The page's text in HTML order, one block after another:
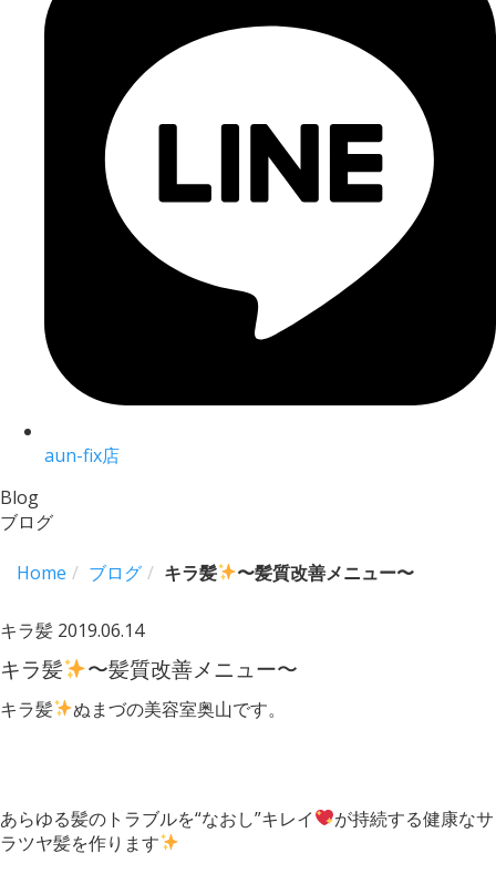
aun-fix店
Blog
ブログ
Home ブログ キラ髪 〜髪質改善メニュー〜
キラ髪 2019.06.14
キラ髪 〜髪質改善メニュー〜
キラ髪 ぬまづの美容室奥山です。
あらゆる髪のトラブルを“なおし”キレイ
が持続する健康なサ
ラツヤ髪を作ります